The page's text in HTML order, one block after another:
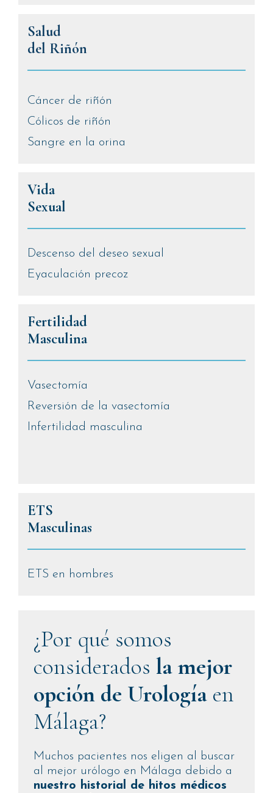
Salud
del Riñón
Cáncer de riñón
Cólicos de riñón
Sangre en la orina
Vida
Sexual
Descenso del deseo sexual
Eyaculación precoz
Fertilidad
Masculina
Vasectomía
Reversión de la vasectomía
Infertilidad masculina
ETS
Masculinas
ETS en hombres
¿Por qué somos
considerados la mejor
opción de Urología en
Málaga?
Muchos pacientes nos eligen al buscar
al mejor urólogo en Málaga debido a
nuestro historial de hitos médicos